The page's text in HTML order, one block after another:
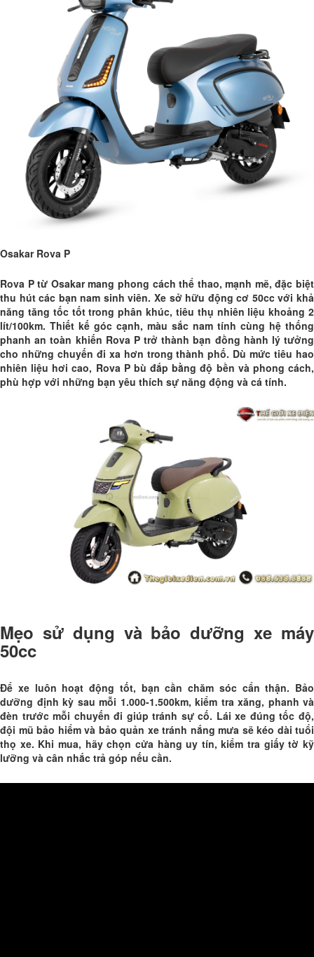
Osakar Rova P
Rova P từ Osakar mang phong cách thể thao, mạnh mẽ, đặc biệt
thu hút các bạn nam sinh viên. Xe sở hữu động cơ 50cc với khả
năng tăng tốc tốt trong phân khúc, tiêu thụ nhiên liệu khoảng 2
lít/100km. Thiết kế góc cạnh, màu sắc nam tính cùng hệ thống
phanh an toàn khiến Rova P trở thành bạn đồng hành lý tưởng
cho những chuyến đi xa hơn trong thành phố. Dù mức tiêu hao
nhiên liệu hơi cao, Rova P bù đắp bằng độ bền và phong cách,
phù hợp với những bạn yêu thích sự năng động và cá tính.
Mẹo sử dụng và bảo dưỡng xe máy
50cc
Để xe luôn hoạt động tốt, bạn cần chăm sóc cẩn thận. Bảo
dưỡng định kỳ sau mỗi 1.000-1.500km, kiểm tra xăng, phanh và
đèn trước mỗi chuyến đi giúp tránh sự cố. Lái xe đúng tốc độ,
đội mũ bảo hiểm và bảo quản xe tránh nắng mưa sẽ kéo dài tuổi
thọ xe. Khi mua, hãy chọn cửa hàng uy tín, kiểm tra giấy tờ kỹ
lưỡng và cân nhắc trả góp nếu cần.